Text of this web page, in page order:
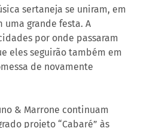
sertaneja se uniram, em
uma grande festa. A
por onde passaram
eles seguirão também em
de novamente
& Marrone continuam
projeto “Cabaré” às